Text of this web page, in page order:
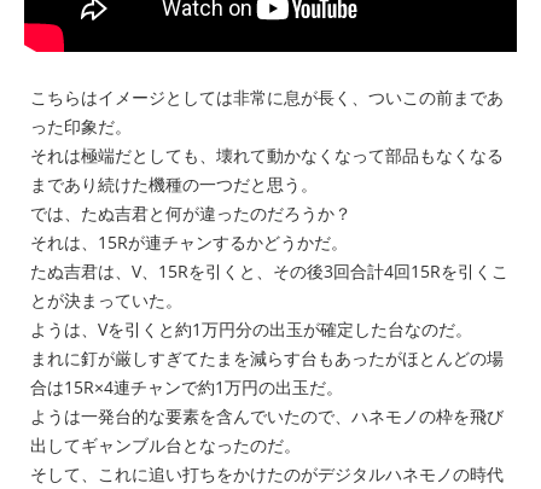
こちらはイメージとしては非常に息が長く、ついこの前まであ
った印象だ。
それは極端だとしても、壊れて動かなくなって部品もなくなる
まであり続けた機種の一つだと思う。
では、たぬ吉君と何が違ったのだろうか？
それは、15Rが連チャンするかどうかだ。
たぬ吉君は、V、15Rを引くと、その後3回合計4回15Rを引くこ
とが決まっていた。
ようは、Vを引くと約1万円分の出玉が確定した台なのだ。
まれに釘が厳しすぎてたまを減らす台もあったがほとんどの場
合は15R×4連チャンで約1万円の出玉だ。
ようは一発台的な要素を含んでいたので、ハネモノの枠を飛び
出してギャンブル台となったのだ。
そして、これに追い打ちをかけたのがデジタルハネモノの時代